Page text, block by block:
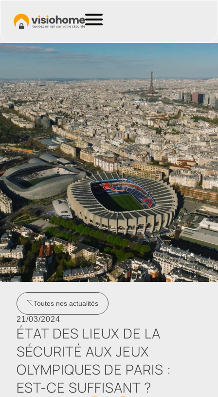
Toutes nos actualités
21/03/2024
ÉTAT DES LIEUX DE LA
SÉCURITÉ AUX JEUX
OLYMPIQUES DE PARIS :
EST-CE SUFFISANT ?